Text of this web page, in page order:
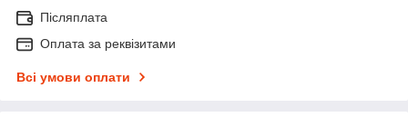
Післяплата
Оплата за реквізитами
Всі умови оплати